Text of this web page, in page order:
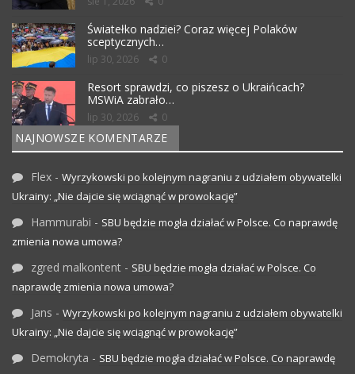
Światełko nadziei? Coraz więcej Polaków
sceptycznych…
lip 30, 2026 0
Resort sprawdzi, co piszesz o Ukraińcach?
MSWiA zabrało…
lip 30, 2026 0
NAJNOWSZE KOMENTARZE
Flex - Wyrzykowski po kolejnym nagraniu z udziałem obywatelki
Ukrainy: „Nie dajcie się wciągnąć w prowokację”
Hammurabi - SBU będzie mogła działać w Polsce. Co naprawdę
zmienia nowa umowa?
zgred malkontent - SBU będzie mogła działać w Polsce. Co
naprawdę zmienia nowa umowa?
Jans - Wyrzykowski po kolejnym nagraniu z udziałem obywatelki
Ukrainy: „Nie dajcie się wciągnąć w prowokację”
Demokryta - SBU będzie mogła działać w Polsce. Co naprawdę